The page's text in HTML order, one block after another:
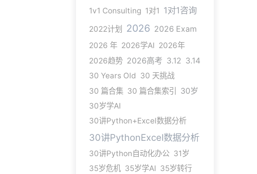
1v1 Consulting 1对1 1对1咨询
2022计划 2026 2026 Exam
2026 年 2026学AI 2026年
2026趋势 2026高考 3.12 3.14
30 Years Old 30 天挑战
30 篇合集 30 篇合集索引
30岁
30岁学AI
30讲Python+Excel数据分析
30讲PythonExcel数据分析
30讲Python自动化办公 31岁
35岁危机 35岁学AI 35岁转行